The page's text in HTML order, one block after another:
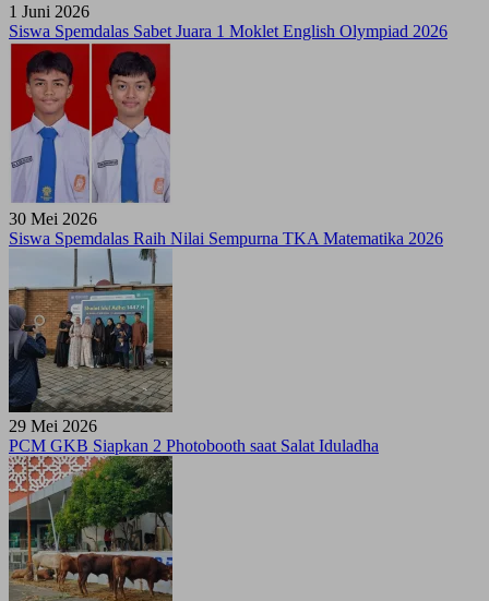
1 Juni 2026
Siswa Spemdalas Sabet Juara 1 Moklet English Olympiad 2026
30 Mei 2026
Siswa Spemdalas Raih Nilai Sempurna TKA Matematika 2026
29 Mei 2026
PCM GKB Siapkan 2 Photobooth saat Salat Iduladha